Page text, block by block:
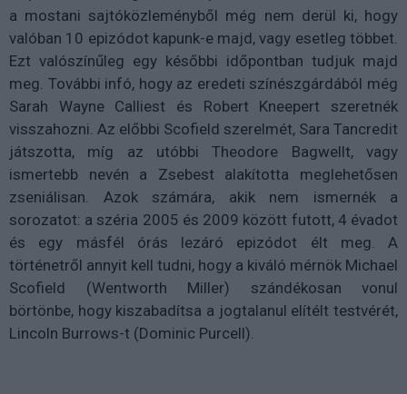
a mostani sajtóközleményből még nem derül ki, hogy
valóban 10 epizódot kapunk-e majd, vagy esetleg többet.
Ezt valószínűleg egy későbbi időpontban tudjuk majd
meg. További infó, hogy az eredeti színészgárdából még
Sarah Wayne Calliest és Robert Kneepert szeretnék
visszahozni. Az előbbi Scofield szerelmét, Sara Tancredit
játszotta, míg az utóbbi Theodore Bagwellt, vagy
ismertebb nevén a Zsebest alakította meglehetősen
zseniálisan. Azok számára, akik nem ismernék a
sorozatot: a széria 2005 és 2009 között futott, 4 évadot
és egy másfél órás lezáró epizódot élt meg. A
történetről annyit kell tudni, hogy a kiváló mérnök Michael
Scofield (Wentworth Miller) szándékosan vonul
börtönbe, hogy kiszabadítsa a jogtalanul elítélt testvérét,
Lincoln Burrows-t (Dominic Purcell).